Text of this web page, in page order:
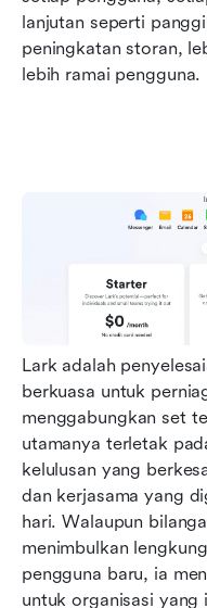
lanjutan seperti
peningkatan storan,
lebih ramai pengguna.
Lark adalah
berkuasa untuk
menggabungkan set
utamanya terletak
kelulusan yang
dan kerjasama yang
hari. Walaupun
menimbulkan
pengguna baru, ia
untuk organisasi yang